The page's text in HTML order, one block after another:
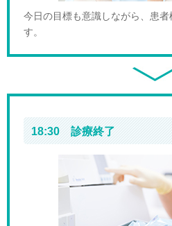
今日の目標も意識しながら、患
す。
18:30 診療終了